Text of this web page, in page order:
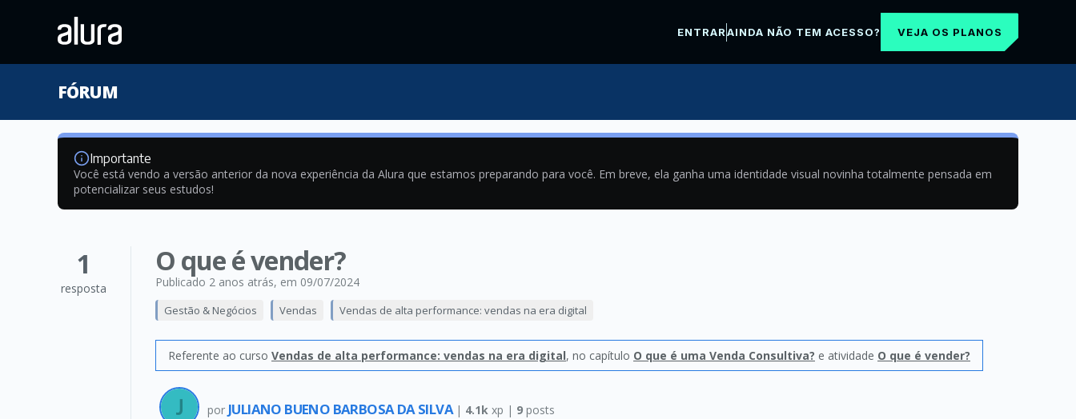
ENTRARAINDA NÃO TEM ACESSO? VEJA OS PLANOS
FÓRUM
Importante
Você está vendo a versão anterior da nova experiência da Alura que estamos preparando para você. Em breve, ela ganha uma identidade visual novinha totalmente pensada em
potencializar seus estudos!
1
resposta
O que é vender?
Publicado 2 anos atrás, em 09/07/2024
Gestão & Negócios Vendas Vendas de alta performance: vendas na era digital
Referente ao curso Vendas de alta performance: vendas na era digital, no capítulo O que é uma Venda Consultiva? e atividade O que é vender?
por JULIANO BUENO BARBOSA DA SILVA | 4.1k xp | 9 posts